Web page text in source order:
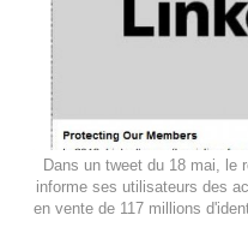
Dans un tweet du 18 mai, le
informe ses utilisateurs des
en vente de 117 millions